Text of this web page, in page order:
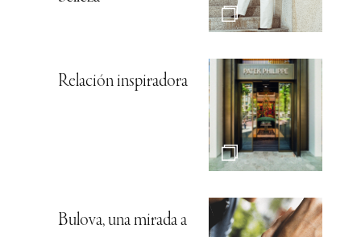
Relación inspiradora
Bulova, una mirada a